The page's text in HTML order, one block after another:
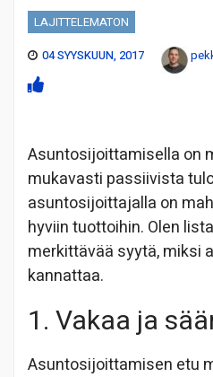
LAJITTELEMATON
04 SYYSKUUN, 2017
Asuntosijoittamisella on
mukavasti passiivista
asuntosijoittajalla on
hyviin tuottoihin. Olen
merkittävää syytä, miksi
kannattaa.
1. Vakaa ja
Asuntosijoittamisen etu